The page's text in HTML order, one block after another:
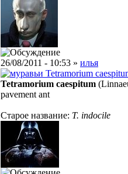
26/08/2011 - 10:53 » илья
Tetramorium
Tetramorium caespitum
pavement ant
Старое название: T. indocile